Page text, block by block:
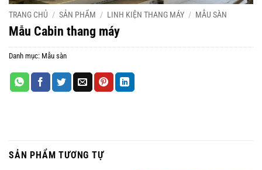
TRANG CHỦ / SẢN PHẨM / LINH KIỆN THANG MÁY / MẪU SÀN
Mẫu Cabin thang máy
Danh mục: Mẫu sàn
SẢN PHẨM TƯƠNG TỰ